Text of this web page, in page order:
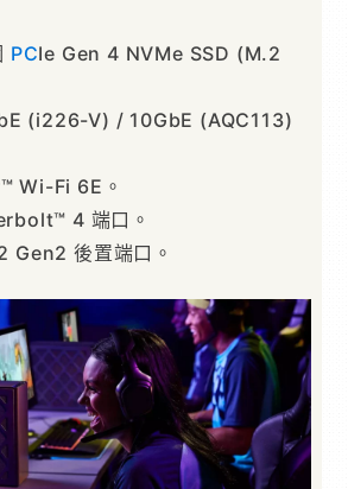
PCIe Gen 4 NVMe SSD (M.2
(i226-V) / 10GbE (AQC113)
Wi-Fi 6E。
4 端口。
Gen2 後置端口。